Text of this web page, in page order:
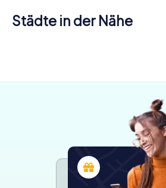
Städte in der Nähe